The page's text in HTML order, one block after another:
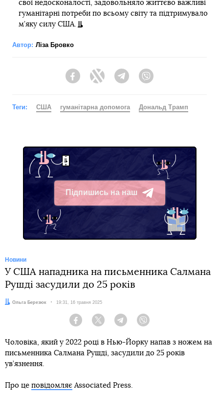
свої недосконалості, задовольняло життєво важливі
гуманітарні потреби по всьому світу та підтримувало
м’яку силу США.
Автор: Ліза Бровко
FacebookTwitter Telegram
Теги: США гуманітарна допомога Дональд Трамп
Підпишись на наш
Telegram
Новини
У США нападника на письменника Салмана
Рушді засудили до 25 років
Автор:
Ольга Березюк Дата:
19:31, 16 травня 2025
Facebook Twitter Telegram
Чоловіка, який у 2022 році в Нью-Йорку напав з ножем на
письменника Салмана Рушді, засудили до 25 років
ув’язнення.
Про це повідомляє Associated Press.